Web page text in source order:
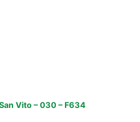
Vito – 030 – F634